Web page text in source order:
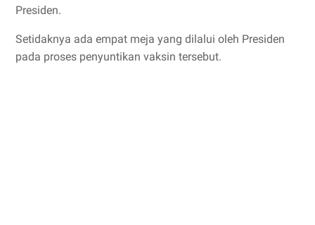
Presiden.
Setidaknya ada empat meja yang dilalui oleh Presiden
pada proses penyuntikan vaksin tersebut.